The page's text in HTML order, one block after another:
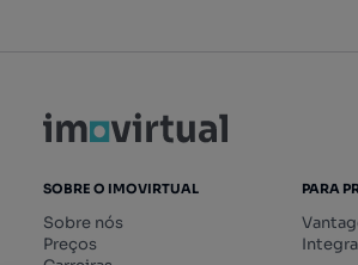
SOBRE O IMOVIRTUAL
Sobre nós
Preços
PARA